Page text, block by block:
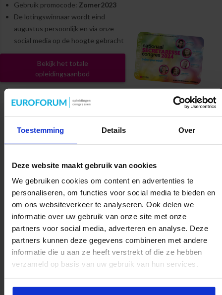
Toestemming Details Over
Deze website maakt gebruik van cookies
We gebruiken cookies om content en advertenties te
personaliseren, om functies voor social media te bieden en
om ons websiteverkeer te analyseren. Ook delen we
informatie over uw gebruik van onze site met onze
partners voor social media, adverteren en analyse. Deze
partners kunnen deze gegevens combineren met andere
informatie die u aan ze heeft verstrekt of die ze hebben
verzameld op basis van uw gebruik van hun services.
Gebruik promocode: Zomer2023
De lotingswinnaar wordt eind
augustus persoonlijk en via onze
social media op de hoogte gebracht
Bekijk het totale
opleidingsaanbod
Wil je eerst persoonlijk opleidingsadvies
waar je écht iets aan hebt?
Marjan Muller
Dé opleidingsadviseur voor assistants
040 - 2 974 947
opleidingsadvies@secretary.nl